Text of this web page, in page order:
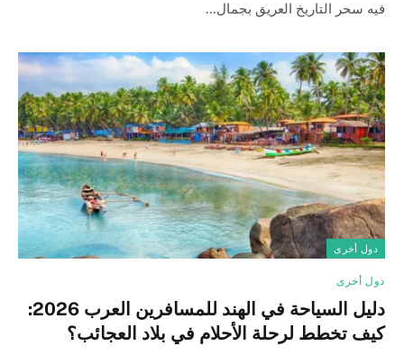
فيه سحر التاريخ العريق بجمال…
دول أخرى
دول أخرى
دليل السياحة في الهند للمسافرين العرب 2026:
كيف تخطط لرحلة الأحلام في بلاد العجائب؟